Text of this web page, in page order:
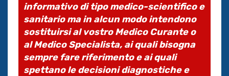
informativo di tipo medico-scientifico e
sanitario ma in alcun modo intendono
sostituirsi al vostro Medico Curante o
al Medico Specialista, ai quali bisogna
sempre fare riferimento e ai quali
spettano le decisioni diagnostiche e